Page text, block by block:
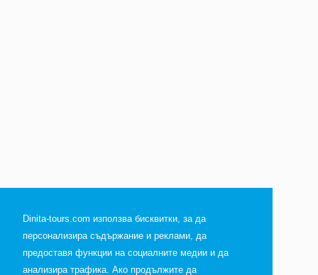
Dinita-tours.com използва бисквитки, за да
персонализира съдържание и реклами, да
предоставя функции на социалните медии и да
анализира трафика. Ако продължите да